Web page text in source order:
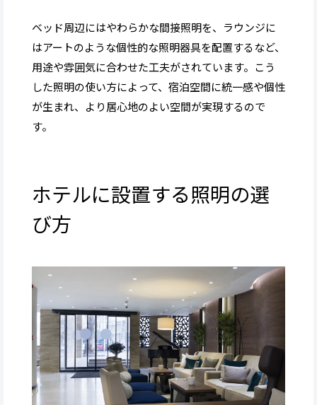
ベッド周辺にはやわらかな間接照明を、ラウンジに
はアートのような個性的な照明器具を配置するなど、
用途や雰囲気に合わせた工夫がされています。こう
した照明の使い方によって、宿泊空間に統一感や個性
が生まれ、より居心地のよい空間が実現するので
す。
ホテルに設置する照明の選
び方